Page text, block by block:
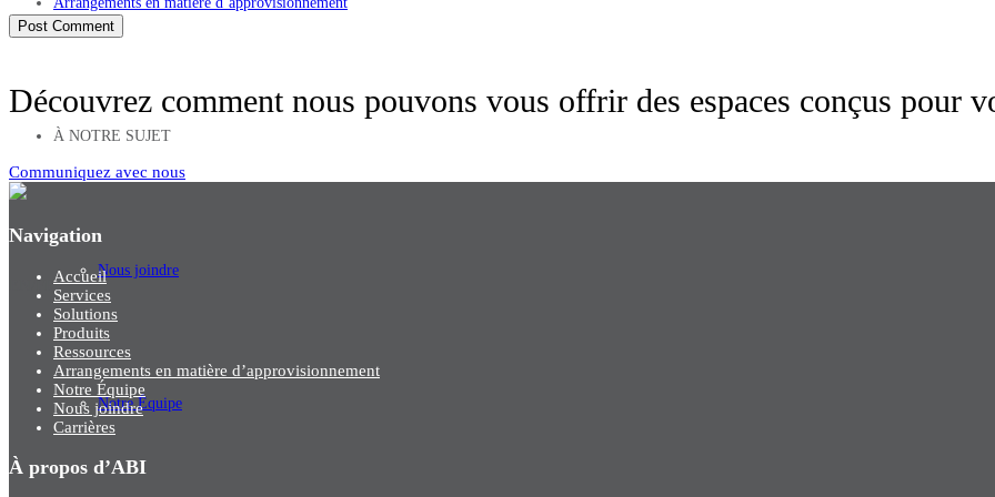
À NOTRE SUJET
Nous joindre
Notre Équipe
FR
Découvrez comment nous pouvons vous offrir des espaces conçus pour
Communiquez avec nous
Navigation
Accueil
Services
Solutions
Produits
Ressources
Arrangements en matière d’approvisionnement
Notre Équipe
Nous joindre
Carrières
À propos d’ABI